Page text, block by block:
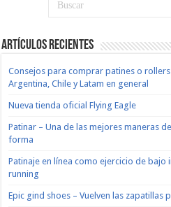
Artículos recientes
Consejos para comprar patines o
Argentina, Chile y Latam en general
Nueva tienda oficial Flying Eagle
Patinar – Una de las mejores maneras
forma
Patinaje en línea como ejercicio de bajo
running
Epic gind shoes – Vuelven las zapatillas